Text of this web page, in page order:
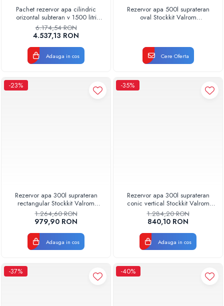
Pachet rezervor apa cilindric
orizontal subteran v 1500 litri
Stockkit Valrom
6.174,54 RON
4.537,13 RON
Adauga in cos
Rezervor apa 500l suprateran
oval Stockkit Valrom
Cere Oferta
-23%
Rezervor apa 300l suprateran
rectangular Stockkit Valrom
49030300000
1.264,60 RON
979,90 RON
Adauga in cos
-35%
Rezervor apa 300l suprateran
conic vertical Stockkit Valrom
49010300000
1.284,20 RON
840,10 RON
Adauga in cos
-37% -40%